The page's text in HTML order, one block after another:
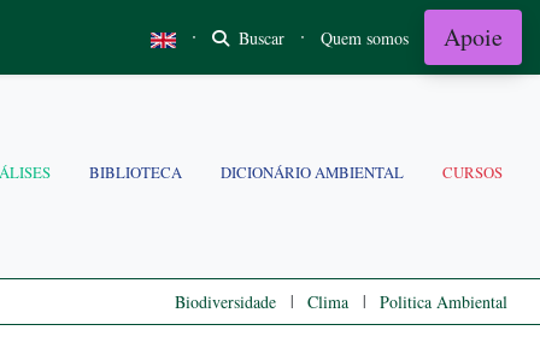
· Buscar · Quem somos Apoie
BIBLIOTECA DICIONÁRIO AMBIENTAL CURSOS
Biodiversidade | Clima | Politica Ambiental